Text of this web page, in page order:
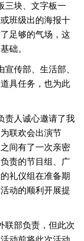
三块、文字板一
班级出的海报十
足够的气场，这
础。
传部、生活部、
具任务，也为此
责人诚心邀请了我
联欢会出演节
间有了一次亲密
责的节目组、广
礼仪组在准备期
动的顺利开展提
联部负责，但此次